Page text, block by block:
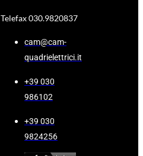
Telefax 030.9820837
cam@cam-
quadrielettrici.it
+39 030
986102
+39 030
9824256